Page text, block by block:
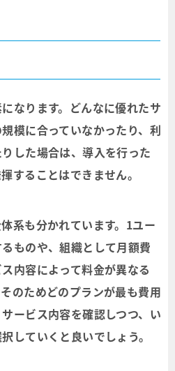
なります。どんなに優れたサ
模に合っていなかったり、利
した場合は、導入を行った
することはできません。
系も分かれています。1ユー
ものや、組織として月額費
内容によって料金が異なる
のためどのプランが最も費用
ービス内容を確認しつつ、い
していくと良いでしょう。